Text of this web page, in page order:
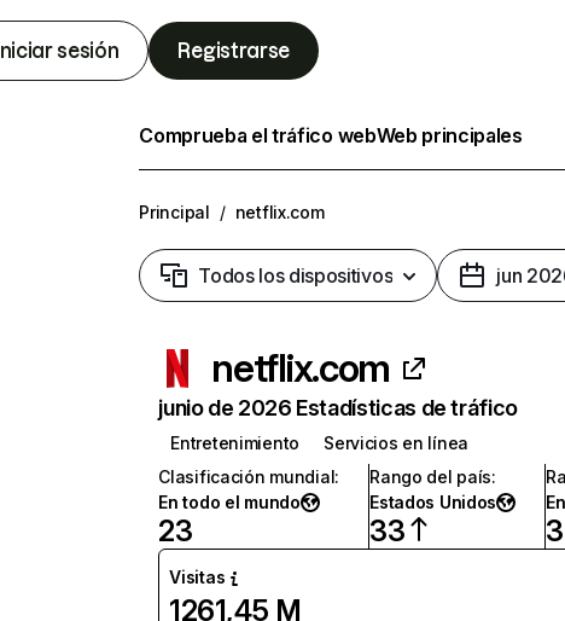
Iniciar sesión Registrarse
Comprueba el tráfico webWeb principales
Principal / netflix.com
Todos los dispositivos jun
netflix.com
junio de 2026 Estadísticas de tráfico
Entretenimiento
Servicios en línea
Clasificación mundial:
En todo el mundo
23
Rango del país:
Estados Unidos
33 3
Visitas
1261,45 M